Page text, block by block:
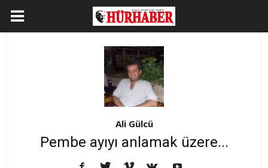
Ali Gülcü
Pembe ayıyı anlamak üzere...